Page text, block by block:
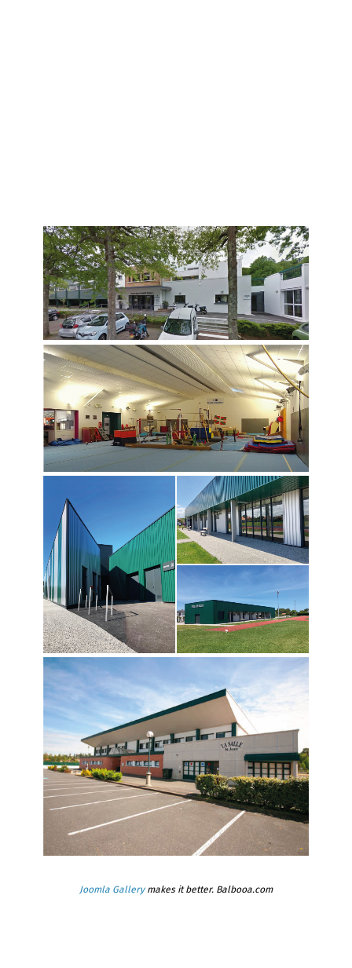
Joomla Gallerymakes it better. Balbooa.com